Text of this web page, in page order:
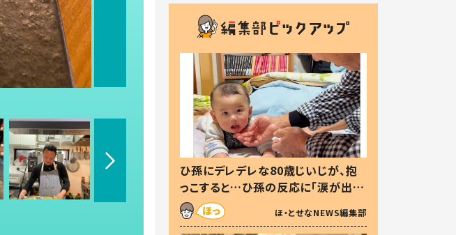
ひ孫にデレデレな80歳じいじが、抱
っこすると…ひ孫の反応に「涙が出ま
した」「可愛くて仕方ない」
ほ・とせなNEWS編集部